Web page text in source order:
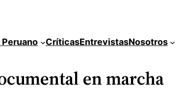
Peruano CríticasEntrevistasNosotros
en marcha